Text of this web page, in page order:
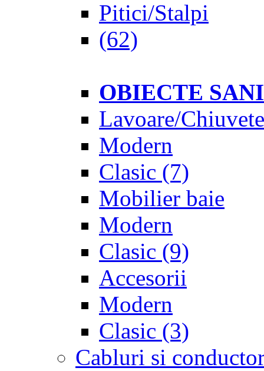
Pitici/Stalpi
(62)
OBIECTE
Lavoare/Chiuvete
Modern
Clasic (7)
Mobilier baie
Modern
Clasic (9)
Accesorii
Modern
Clasic (3)
Cabluri si